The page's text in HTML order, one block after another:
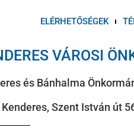
ELÉRHETŐSÉGEK
VÁROSI
és Bánhalma
Szent István út